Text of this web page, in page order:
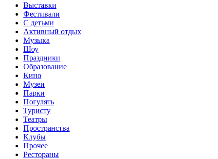
Выставки
Фестивали
С детьми
Активный отдых
Музыка
Шоу
Праздники
Образование
Кино
Музеи
Парки
Погулять
Туристу
Театры
Пространства
Клубы
Прочее
Рестораны